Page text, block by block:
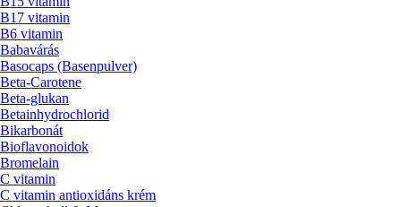
B17 vitamin
B6 vitamin
Babavárás
Basocaps (Basenpulver)
Beta-Carotene
Beta-glukan
Betainhydrochlorid
Bikarbonát
Bioflavonoidok
Bromelain
C vitamin
C vitamin antioxidáns krém